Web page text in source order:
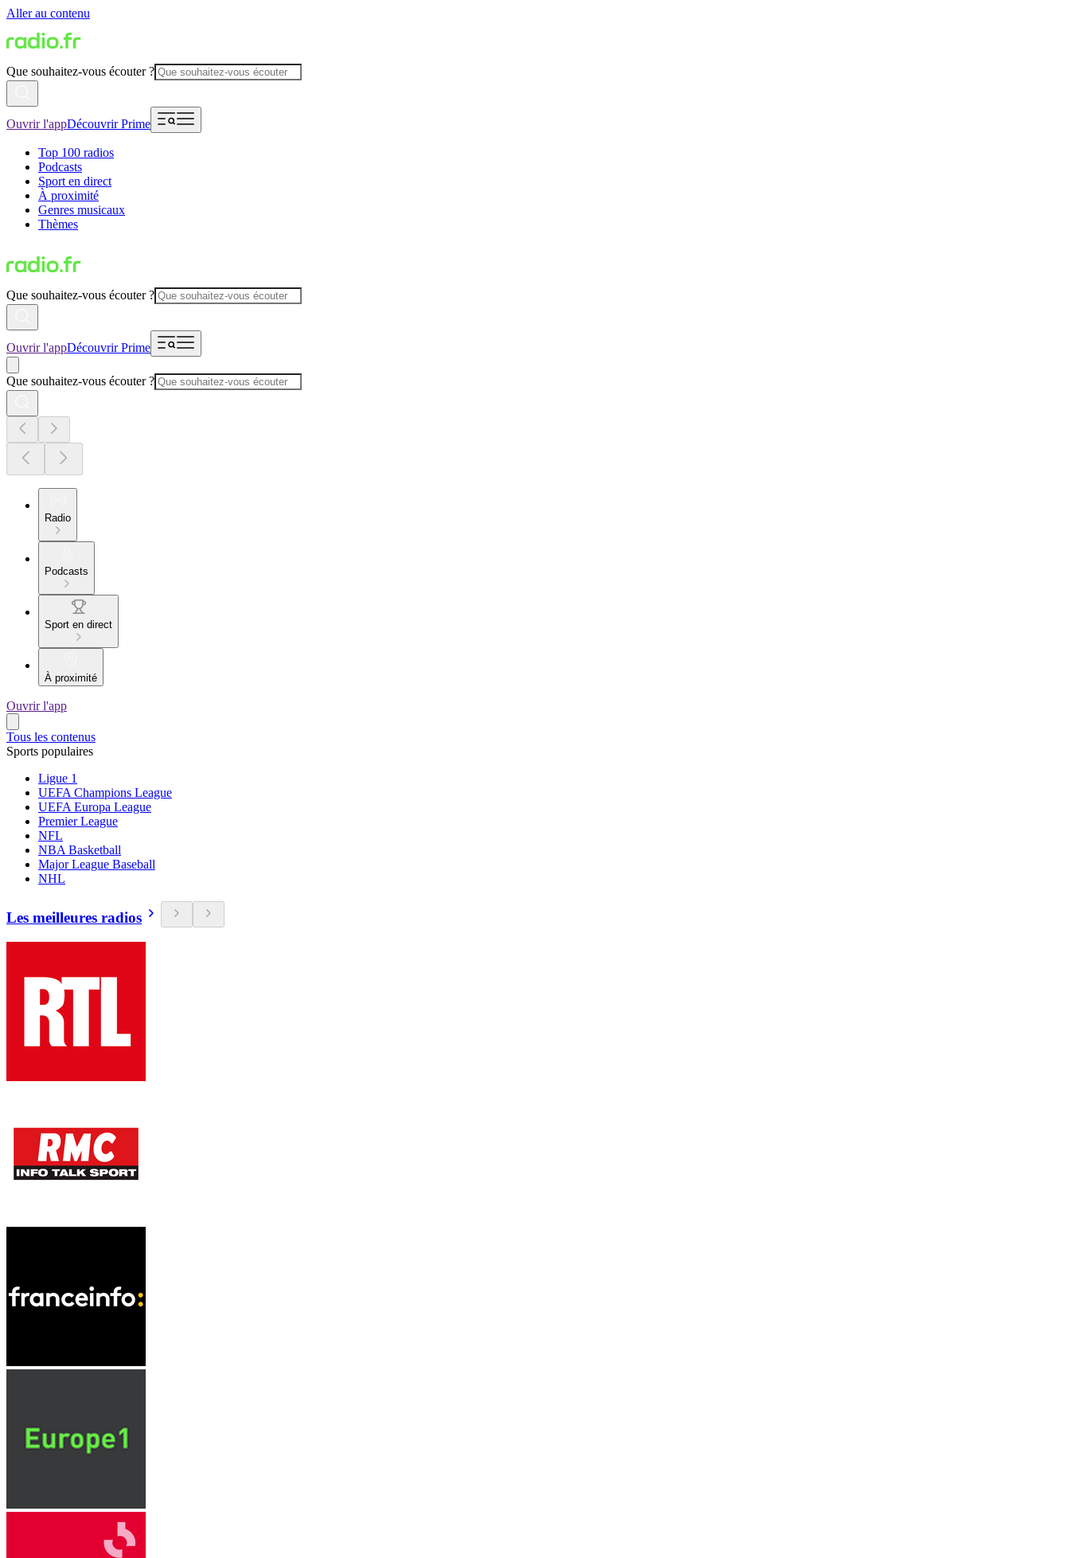
Aller au contenu
Que souhaitez-vous écouter ?
Ouvrir l'appDécouvrir Prime
Top 100 radios
Podcasts
Sport en direct
À proximité
Genres musicaux
Thèmes
Que souhaitez-vous écouter ?
Ouvrir l'appDécouvrir Prime
Que souhaitez-vous écouter ?
Radio
Podcasts
Sport en direct
À proximité
Ouvrir l'app
Tous les contenus
Sports populaires
Ligue 1
UEFA Champions League
UEFA Europa League
Premier League
NFL
NBA Basketball
Major League Baseball
NHL
Les meilleures radios